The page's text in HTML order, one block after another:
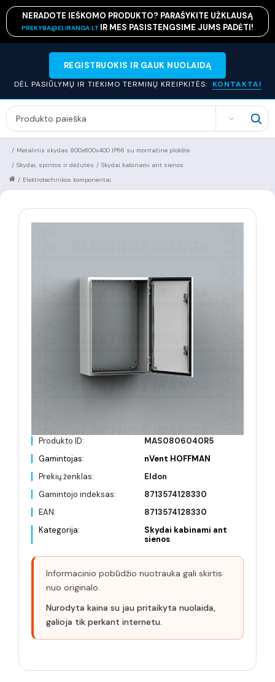
NERADOTE IEŠKOMO PRODUKTO? PARAŠYKITE UŽKLAUSĄ
PREKYBA@ELIRANGA.LT IR MES PASISTENGSIME JUMS PADĖTI!
REGISTRUOKIS IR GAUK NUOLAIDĄ
DĖL PASIŪLYMŲ IR TIEKIMO TERMINŲ KREIPKITĖS: KONTAKTAI
SEARCH
Metalinis skydas 800x600x400 IP66 su montažine plokšte
/
Skydai kabinami ant sienos
/
Skydai, spintos ir dėžutės
/
Elektrotechnikos komponentai
/
Produkto ID:
MAS0806040R5
Gamintojas:
nVent HOFFMAN
Prekių ženklas:
Eldon
Gamintojo indeksas:
8713574128330
EAN:
8713574128330
Kategorija:
Skydai kabinami ant
sienos
Informacinio pobūdžio nuotrauka gali skirtis
nuo originalo.
Nurodyta kaina su jau pritaikyta nuolaida,
galioja tik perkant internetu.